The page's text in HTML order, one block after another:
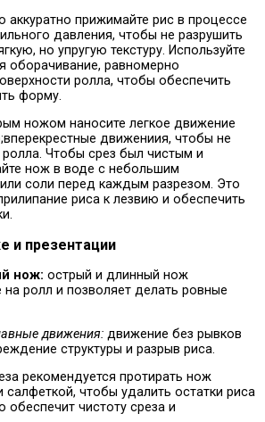
аккуратно прижимайте рис в процессе
давления, чтобы не разрушить
но упругую текстуру. Используйте
оборачивание, равномерно
ролла, чтобы обеспечить
форму.
ножом наносите легкое движение
движениия, чтобы не
ролла. Чтобы срез был чистым и
нож в воде с небольшим
соли перед каждым разрезом. Это
риса к лезвию и обеспечить
и презентации
нож: острый и длинный нож
ролл и позволяет делать ровные
движения: движение без рывков
структуры и разрыв риса.
рекомендуется протирать нож
салфеткой, чтобы удалить остатки риса
обеспечит чистоту среза и